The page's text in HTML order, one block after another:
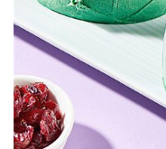
教
育
专
题